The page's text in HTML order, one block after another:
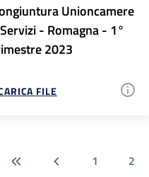
Unioncamere
- Romagna - 1°
2023
FILE
1 2